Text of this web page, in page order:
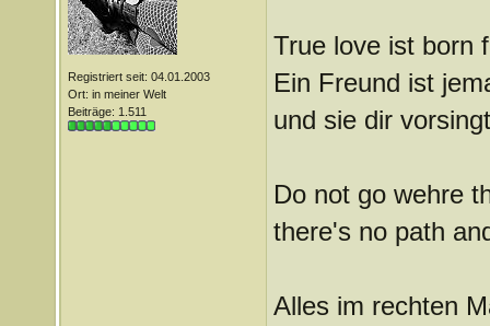
Registriert seit: 04.01.2003
Ort: in meiner Welt
Beiträge: 1.511
True love ist born
Ein Freund ist
und sie dir
Do not go wehre
there's no path
Alles im rechten